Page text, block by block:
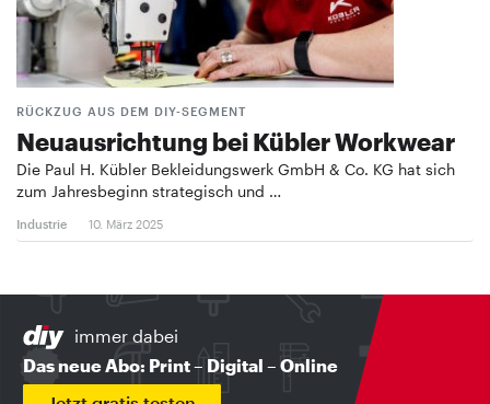
RÜCKZUG AUS DEM DIY-SEGMENT
Neuausrichtung bei Kübler Workwear
Die Paul H. Kübler Bekleidungswerk GmbH & Co. KG hat sich
zum Jahresbeginn strategisch und …
Industrie 10. März 2025
immer dabei
Das neue Abo: Print – Digital – Online